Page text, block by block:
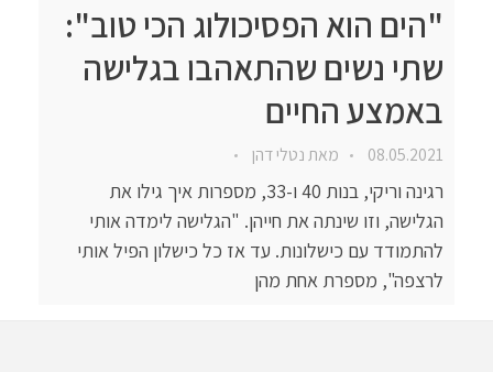
"הים הוא הפסיכולוג הכי טוב":
שתי נשים שהתאהבו בגלישה
באמצע החיים
08.05.2021 מאתנטלי דהן
רגינה וריקי, בנות 40 ו-33, מספרות איך גילו את
הגלישה, וזו שינתה את חייהן. "הגלישה לימדה אותי
להתמודד עם כישלונות. עד אז כל כישלון הפיל אותי
לרצפה", מספרת אחת מהן